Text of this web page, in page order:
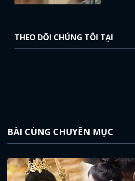
THEO DÕI CHÚNG TÔI TẠI
BÀI CÙNG CHUYÊN MỤC